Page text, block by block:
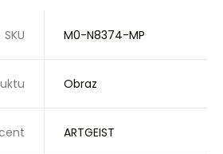
SKU M0-N8374-MP
Obraz
ARTGEIST